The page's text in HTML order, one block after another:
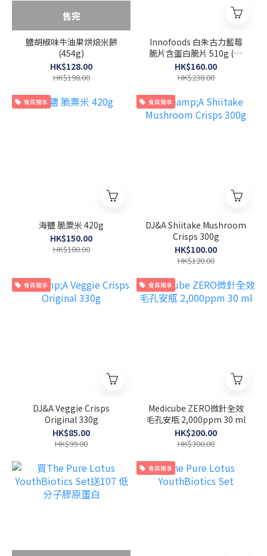
售完
鹽胡椒味牛油果烘焙米餅
(454g)
HK$128.00
HK$198.00
Innofoods 白朱古力藍莓
脆片含蛋白脆片 510g (12
× 42.5 g)
HK$160.00
HK$238.00
會員獨享
海鹽 脆粟米 420g
HK$150.00
HK$180.00
會員獨享
DJ&A Shiitake Mushroom
Crisps 300g
HK$100.00
HK$120.00
會員獨享
DJ&A Veggie Crisps
Original 330g
HK$85.00
HK$99.00
會員獨享
Medicube ZERO微針全效
毛孔安瓶 2,000ppm 30 ml
HK$200.00
HK$300.00
會員獨享